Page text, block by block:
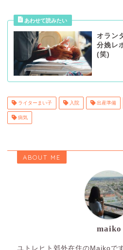
オラン
分娩レ
(笑)
ライターまい子 入院 出産準備
病気
ABOUT ME
maiko
ユトレヒト郊外在住のMaikoで